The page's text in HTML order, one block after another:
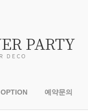
OPTION 예약문의